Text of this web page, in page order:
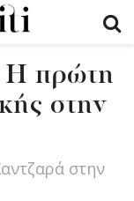
Η πρώτη
στην
στην